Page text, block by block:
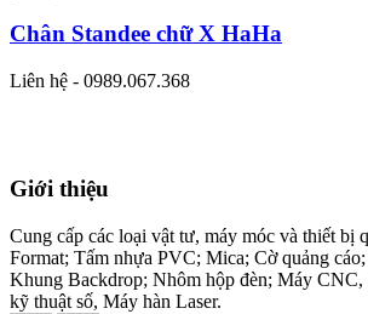
Chân Standee chữ X HaHa
Liên hệ - 0989.067.368
Giới thiệu
Cung cấp các loại vật tư, máy móc và thiết bị
Format; Tấm nhựa PVC; Mica; Cờ quảng
Khung Backdrop; Nhôm hộp đèn; Máy CNC,
kỹ thuật số, Máy hàn Laser.